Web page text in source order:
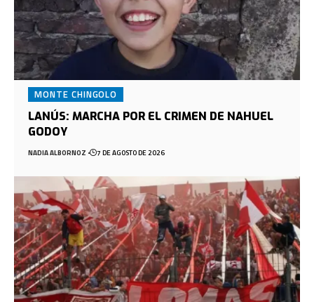
MONTE CHINGOLO
LANÚS: MARCHA POR EL CRIMEN DE NAHUEL
GODOY
NADIA ALBORNOZ 7 DE AGOSTO DE 2026